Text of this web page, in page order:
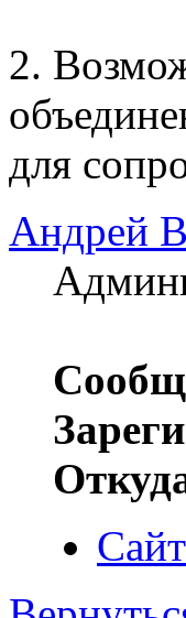
2.
для
Андрей
Сайт